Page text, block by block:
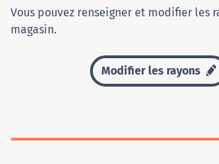
Vous pouvez renseigner et modifier les
magasin.
Modifier les rayons